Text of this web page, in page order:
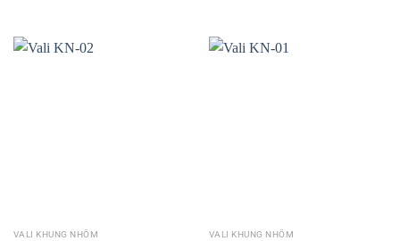
VALI KHUNG NHÔM VALI KHUNG NHÔM